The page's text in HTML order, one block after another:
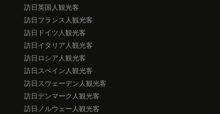
訪日英国人観光客
訪日フランス人観光客
訪日ドイツ人観光客
訪日イタリア人観光客
訪日ロシア人観光客
訪日スペイン人観光客
訪日スウェーデン人観光客
訪日デンマーク人観光客
訪日ノルウェー人観光客